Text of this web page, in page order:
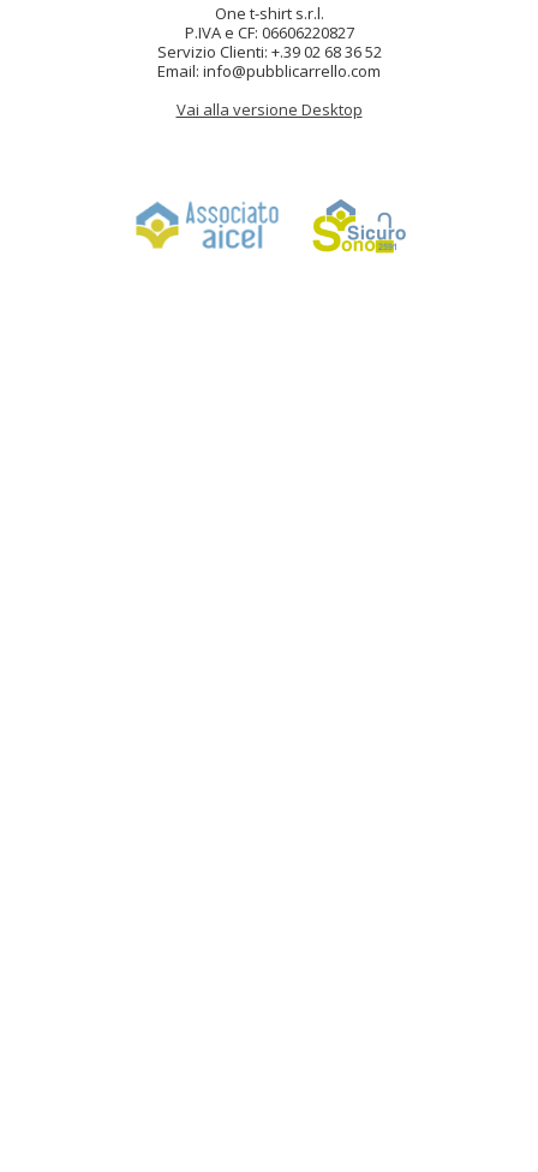
One t-shirt s.r.l.
P.IVA e CF: 06606220827
Servizio Clienti: +.39 02 68 36 52
Email: info@pubblicarrello.com
Vai alla versione Desktop